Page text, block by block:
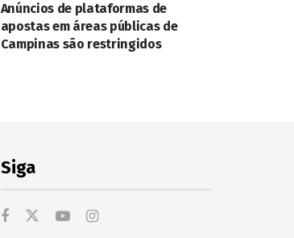
Anúncios de plataformas de
apostas em áreas públicas de
Campinas são restringidos
Siga